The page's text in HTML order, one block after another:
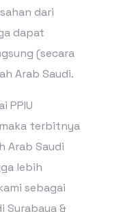
dari
dapat
(secara
Arab Saudi.
PPIU
maka terbitnya
Arab Saudi
lebih
sebagai
Surabaya &